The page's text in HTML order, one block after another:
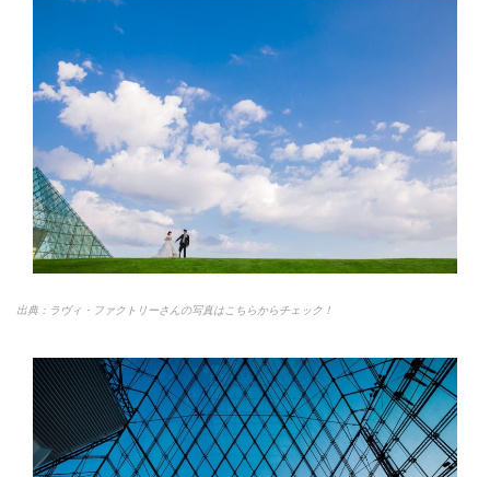
出典：ラヴィ・ファクトリーさんの写真はこちらからチェック！